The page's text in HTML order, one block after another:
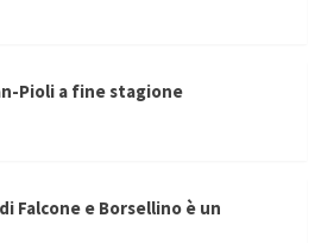
Pioli a fine stagione
Falcone e Borsellino è un